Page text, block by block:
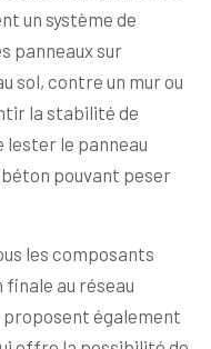
un système de
panneaux sur
sol, contre un mur ou
la stabilité de
lester le panneau
béton pouvant peser
les composants
au réseau
également